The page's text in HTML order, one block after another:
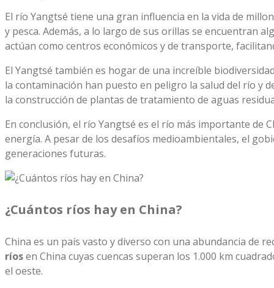
El río Yangtsé tiene una gran influencia en la vida de
y pesca. Además, a lo largo de sus orillas se encuentran
actúan como centros económicos y de transporte,
El Yangtsé también es hogar de una increíble
la contaminación han puesto en peligro la salud del río y
la construcción de plantas de tratamiento de aguas
En conclusión, el río Yangtsé es el río más importante de
energía. A pesar de los desafíos medioambientales, el
generaciones futuras.
¿Cuántos ríos hay en China?
China es un país vasto y diverso con una abundancia de
ríosen China cuyas cuencas superan los 1.000 km
el oeste.